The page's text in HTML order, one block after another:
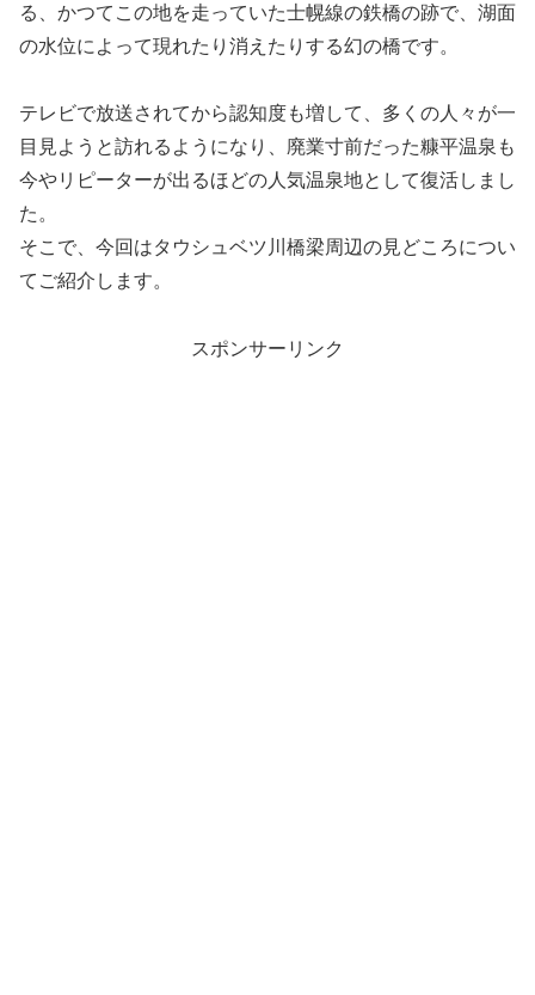
る、かつてこの地を走っていた士幌線の鉄橋の跡で、湖面
の水位によって現れたり消えたりする幻の橋です。
テレビで放送されてから認知度も増して、多くの人々が一
目見ようと訪れるようになり、廃業寸前だった糠平温泉も
今やリピーターが出るほどの人気温泉地として復活しまし
た。
そこで、今回はタウシュベツ川橋梁周辺の見どころについ
てご紹介します。
スポンサーリンク